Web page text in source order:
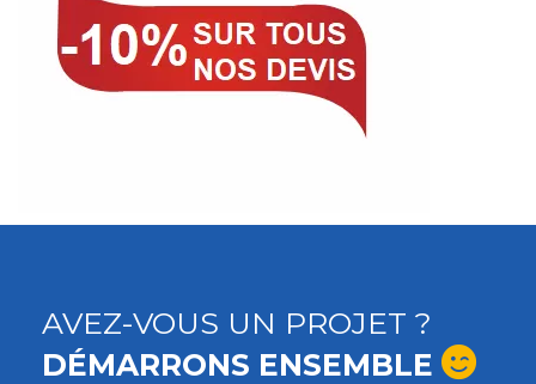
AVEZ-VOUS UN PROJET ?
DÉMARRONS ENSEMBLE